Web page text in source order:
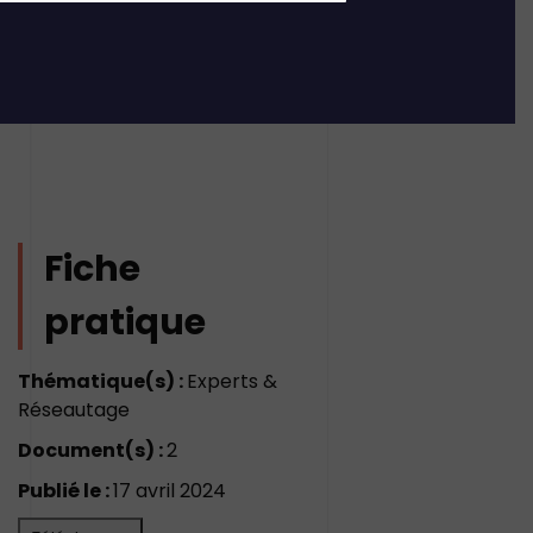
Fiche
pratique
Thématique(s) :Experts &
Réseautage
Document(s) :2
Publié le :17 avril 2024